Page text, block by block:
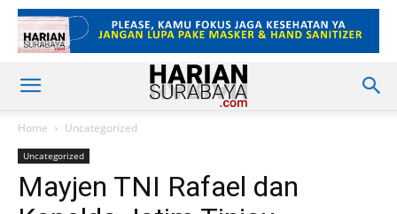
Home Uncategorized
Uncategorized
Mayjen TNI Rafael dan